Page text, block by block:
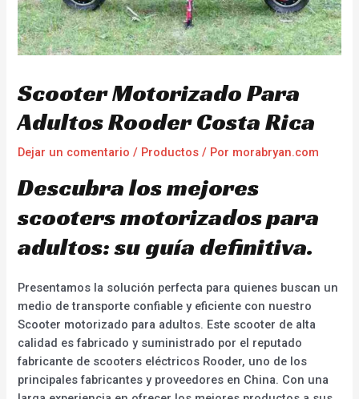
Scooter Motorizado Para
Adultos Rooder Costa Rica
Dejar un comentario / Productos / Por morabryan.com
Descubra los mejores
scooters motorizados para
adultos: su guía definitiva.
Presentamos la solución perfecta para quienes buscan un
medio de transporte confiable y eficiente con nuestro
Scooter motorizado para adultos. Este scooter de alta
calidad es fabricado y suministrado por el reputado
fabricante de scooters eléctricos Rooder, uno de los
principales fabricantes y proveedores en China. Con una